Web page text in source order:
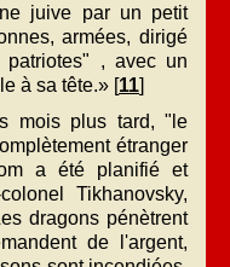
juive par un petit
armées, dirigé
, avec un
à sa tête.» [11]
mois plus tard, "le
étranger
a été planifié et
Tikhanovsky,
dragons pénètrent
de l'argent,